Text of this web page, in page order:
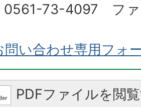
0561-73-4097 フ
問い合わせ専用フォ
PDFファイルを閲